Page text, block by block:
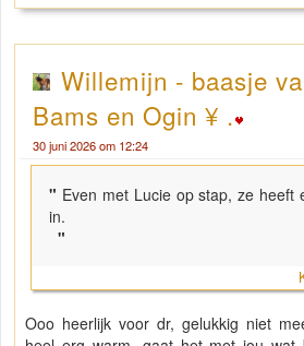
Willemijn - baasje
Bams en Ogin ¥ .
30 juni 2026 om 12:24
" Even met Lucie op stap, ze heeft
in.
"
Ooo heerlijk voor dr, gelukkig niet